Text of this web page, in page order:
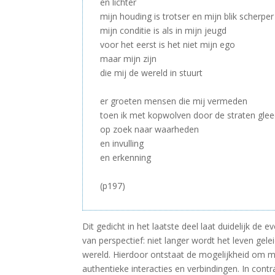
mijn houding is trotser en mijn blik scherper
mijn conditie is als in mijn jeugd
voor het eerst is het niet mijn ego
maar mijn zijn
die mij de wereld in stuurt
er groeten mensen die mij vermeden
toen ik met kopwolven door de straten
op zoek naar waarheden
en invulling
en erkenning
(p197)
Dit gedicht in het laatste deel laat duidelijk de
van perspectief: niet langer wordt het leven
wereld. Hierdoor ontstaat de mogelijkheid om
authentieke interacties en verbindingen. In